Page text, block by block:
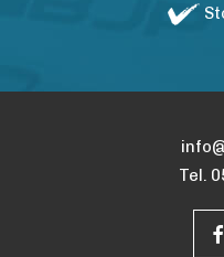
Tel.